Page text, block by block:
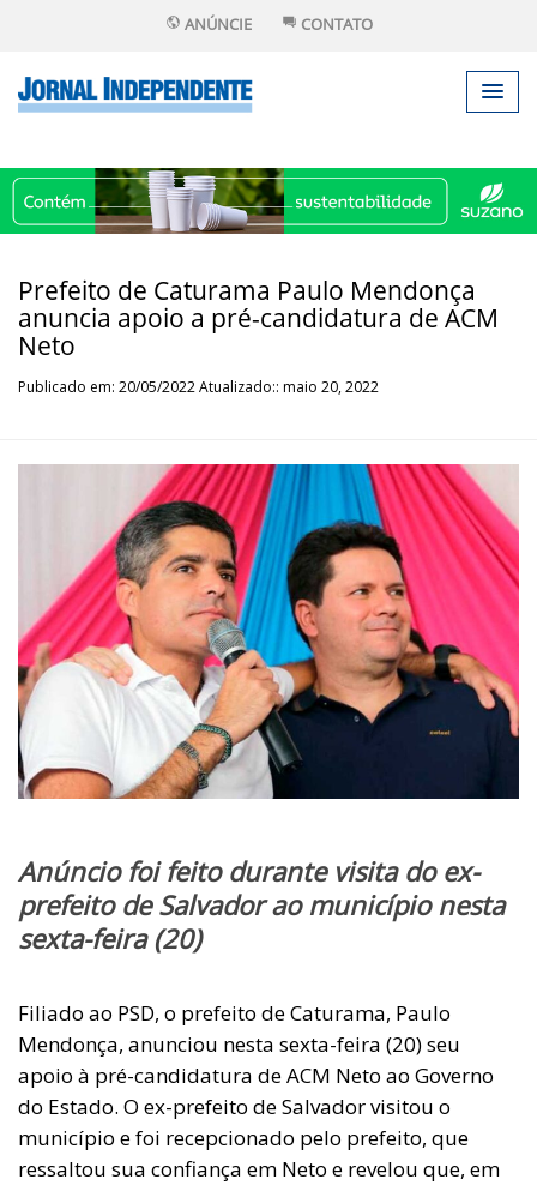
ANÚNCIE CONTATO
Prefeito de Caturama Paulo Mendonça
anuncia apoio a pré-candidatura de ACM
Neto
Publicado em: 20/05/2022 Atualizado:: maio 20, 2022
Anúncio foi feito durante visita do ex-
prefeito de Salvador ao município nesta
sexta-feira (20)
Filiado ao PSD, o prefeito de Caturama, Paulo
Mendonça, anunciou nesta sexta-feira (20) seu
apoio à pré-candidatura de ACM Neto ao Governo
do Estado. O ex-prefeito de Salvador visitou o
município e foi recepcionado pelo prefeito, que
ressaltou sua confiança em Neto e revelou que, em